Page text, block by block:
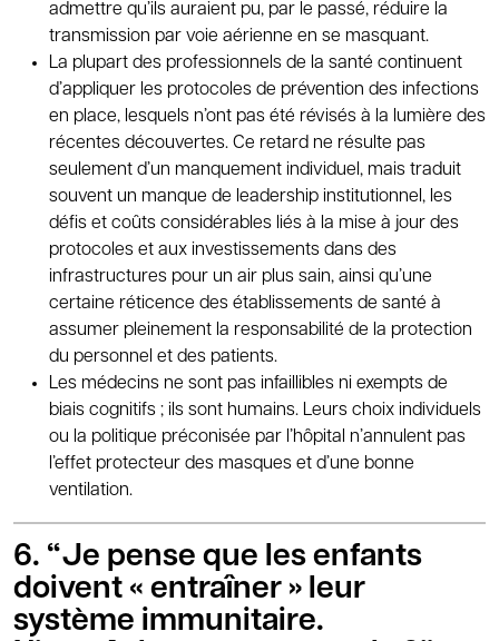
admettre qu’ils auraient pu, par le passé, réduire la
transmission par voie aérienne en se masquant.
La plupart des professionnels de la santé continuent
d’appliquer les protocoles de prévention des infections
en place, lesquels n’ont pas été révisés à la lumière des
récentes découvertes. Ce retard ne résulte pas
seulement d’un manquement individuel, mais traduit
souvent un manque de leadership institutionnel, les
défis et coûts considérables liés à la mise à jour des
protocoles et aux investissements dans des
infrastructures pour un air plus sain, ainsi qu’une
certaine réticence des établissements de santé à
assumer pleinement la responsabilité de la protection
du personnel et des patients.
Les médecins ne sont pas infaillibles ni exempts de
biais cognitifs ; ils sont humains. Leurs choix individuels
ou la politique préconisée par l’hôpital n’annulent pas
l’effet protecteur des masques et d’une bonne
ventilation.
6. “Je pense que les enfants
doivent « entraîner » leur
système immunitaire.